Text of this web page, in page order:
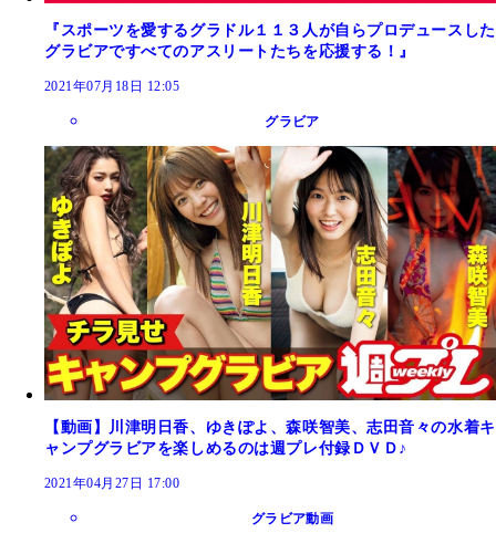
『スポーツを愛するグラドル１１３人が自らプロデュースした
グラビアですべてのアスリートたちを応援する！』
2021年07月18日 12:05
グラビア
【動画】川津明日香、ゆきぽよ、森咲智美、志田音々の水着キ
ャンプグラビアを楽しめるのは週プレ付録ＤＶＤ♪
2021年04月27日 17:00
グラビア動画